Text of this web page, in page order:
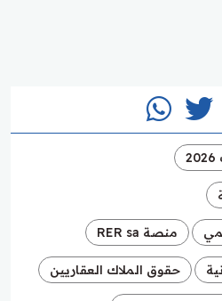
منصة RER sa
حقوق الملاك العقاريين